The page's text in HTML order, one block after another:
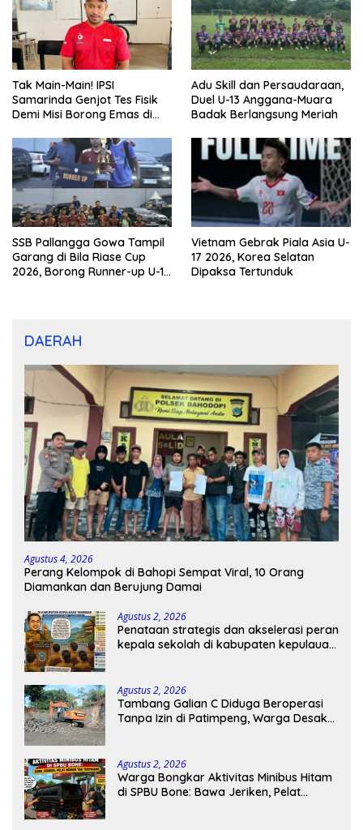
Tak Main-Main! IPSI
Samarinda Genjot Tes Fisik
Demi Misi Borong Emas di
Adu Skill dan Persaudaraan,
Duel U-13 Anggana-Muara
Badak Berlangsung Meriah
SSB Pallangga Gowa Tampil
Garang di Bila Riase Cup
2026, Borong Runner-up U-10
Vietnam Gebrak Piala Asia U-
17 2026, Korea Selatan
Dipaksa Tertunduk
DAERAH
Agustus 4, 2026
Perang Kelompok di Bahopi Sempat Viral, 10 Orang
Diamankan dan Berujung Damai
Agustus 2, 2026
Penataan strategis dan akselerasi peran
kepala sekolah di kabupaten kepulauan
Agustus 2, 2026
Tambang Galian C Diduga Beroperasi
Tanpa Izin di Patimpeng, Warga Desak
Agustus 2, 2026
Warga Bongkar Aktivitas Minibus Hitam
di SPBU Bone: Bawa Jeriken, Pelat